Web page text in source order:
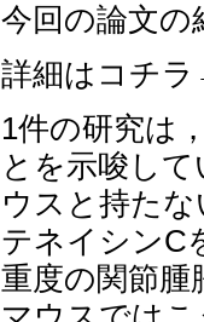
今回の論文の
詳細はコチ
1件の研究は
とを示唆し
ウスと持た
テネイシンC
重度の関節腫